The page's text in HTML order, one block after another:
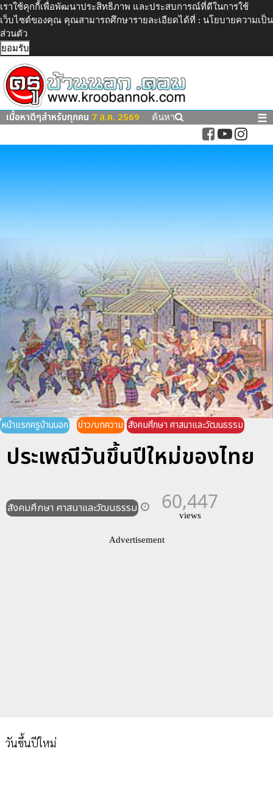
เราใช้คุกกี้เพื่อพัฒนาประสิทธิภาพ และประสบการณ์ที่ดีในการใช้
เว็บไซต์ของคุณ คุณสามารถศึกษารายละเอียดได้ที่ : นโยบายความเป็น
ส่วนตัว
ยอมรับ
เนื้อหาดีๆสำหรับทุกคน 7 ส.ค. 2569 ค้นหา ☰
หน้าแรกครูบ้านนอก ข่าว/บทความ สังคมศึกษา ศาสนาและวัฒนธรรม
ประเพณีวันขึ้นปีใหม่ของไทย
สังคมศึกษา ศาสนาและวัฒนธรรม 60,447
views
Advertisement
วันขึ้นปีใหม่